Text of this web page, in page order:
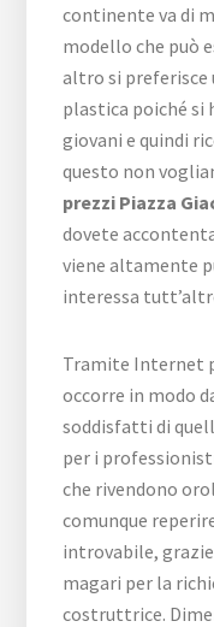
continente va di
modello che può
altro si preferisce
plastica poiché si
giovani e quindi
questo non
prezzi Piazza
dovete
viene altamente
interessa
Tramite Internet
occorre in modo
soddisfatti di
per i
che rivendono
comunque
introvabile,
magari per la
costruttrice.